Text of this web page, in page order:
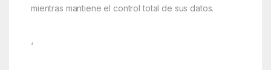
mientras mantiene el control total de sus datos.
‘